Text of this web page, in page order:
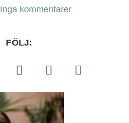
Inga kommentarer
FÖLJ: